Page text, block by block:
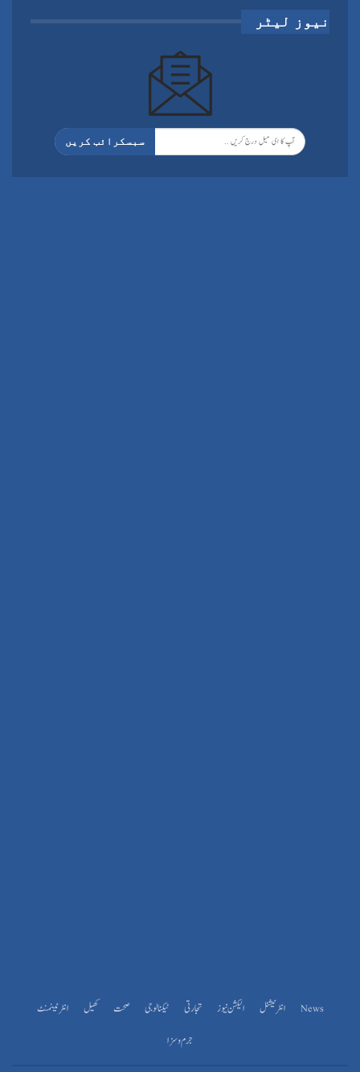
نیوز لیٹر
سبسکرائب کریں
News انٹرنیشنل الیکشن نیوز تجارتی ٹیکنالوجی صحت کھیل
انٹرٹینمنٹ
جرم و سزا